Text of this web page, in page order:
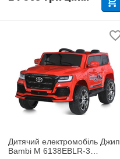
Дитячий електромобіль Джип
Bambi M 6138EBLR-3